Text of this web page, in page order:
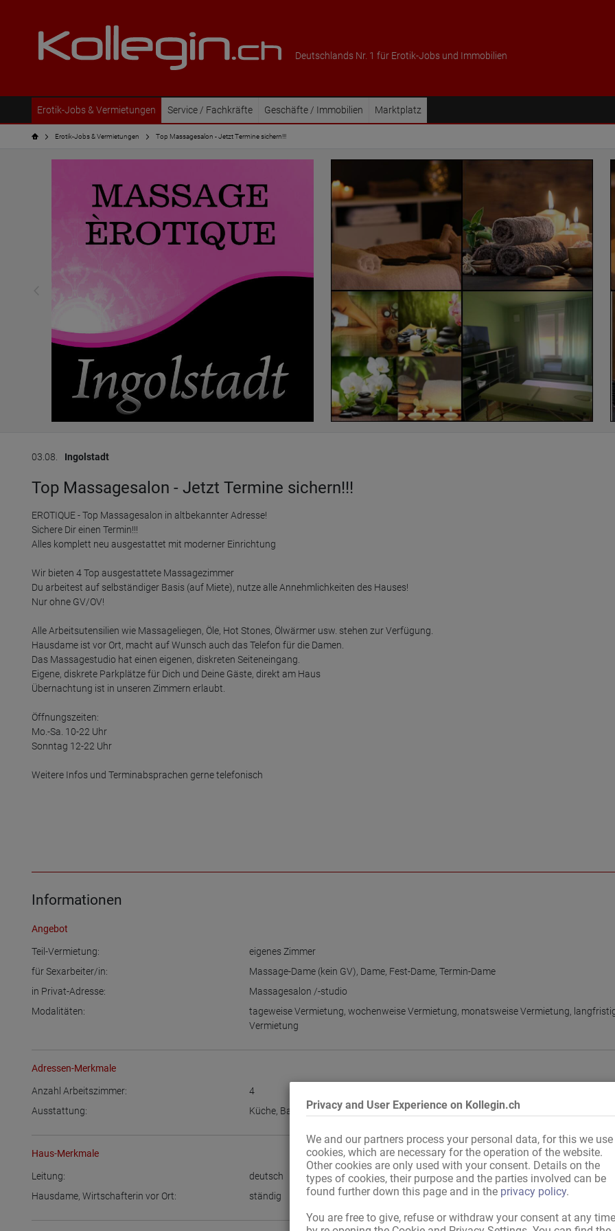
Privacy and User Experience on Kollegin.ch
We and our partners process your personal data, for this we use
cookies, which are necessary for the operation of the website.
Other cookies are only used with your consent. Details on the
types of cookies, their purpose and the parties involved can be
found further down this page and in the privacy policy.
You are free to give, refuse or withdraw your consent at any time
Deutschlands Nr. 1 für Erotik-Jobs und Immobilien
Erotik-Jobs & Vermietungen Service / Fachkräfte Geschäfte / Immobilien Marktplatz
Erotik-Jobs & Vermietungen Top Massagesalon - Jetzt Termine sichern!!!
03.08. Ingolstadt
Top Massagesalon - Jetzt Termine sichern!!!
EROTIQUE - Top Massagesalon in altbekannter Adresse!
Sichere Dir einen Termin!!!
Alles komplett neu ausgestattet mit moderner Einrichtung
Wir bieten 4 Top ausgestattete Massagezimmer
Du arbeitest auf selbständiger Basis (auf Miete), nutze alle Annehmlichkeiten des Hauses!
Nur ohne GV/OV!
Alle Arbeitsutensilien wie Massageliegen, Öle, Hot Stones, Ölwärmer usw. stehen zur Verfügung.
Hausdame ist vor Ort, macht auf Wunsch auch das Telefon für die Damen.
Das Massagestudio hat einen eigenen, diskreten Seiteneingang.
Eigene, diskrete Parkplätze für Dich und Deine Gäste, direkt am Haus
Übernachtung ist in unseren Zimmern erlaubt.
Öffnungszeiten:
Mo.-Sa. 10-22 Uhr
Sonntag 12-22 Uhr
Weitere Infos und Terminabsprachen gerne telefonisch
Informationen
Angebot
Teil-Vermietung:
eigenes Zimmer
für Sexarbeiter/in:
Massage-Dame (kein GV), Dame, Fest-Dame,Termin-Dame
in Privat-Adresse:
Massagesalon /-studio
Modalitäten:
tageweise Vermietung,wochenweise Vermietung, monatsweise Vermietung,
Vermietung
Adressen-Merkmale
Anzahl Arbeitszimmer:
4
Ausstattung:
Küche, Bad
Haus-Merkmale
Leitung:
deutsch
Hausdame, Wirtschafterin vor Ort:
ständig